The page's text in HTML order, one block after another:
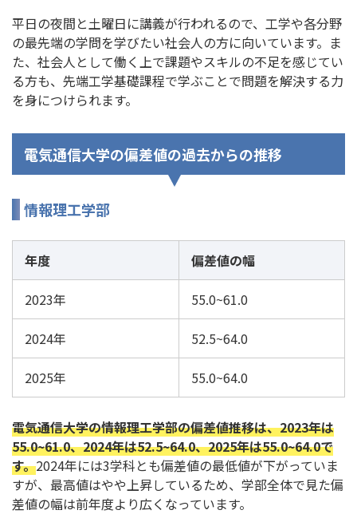
平日の夜間と土曜日に講義が行われるので、工学や各分野
の最先端の学問を学びたい社会人の方に向いています。ま
た、社会人として働く上で課題やスキルの不足を感じてい
る方も、先端工学基礎課程で学ぶことで問題を解決する力
を身につけられます。
電気通信大学の偏差値の過去からの推移
情報理工学部
年度 偏差値の幅
2023年 55.0~61.0
2024年 52.5~64.0
2025年 55.0~64.0
電気通信大学の情報理工学部の偏差値推移は、2023年は
55.0~61.0、2024年は52.5~64.0、2025年は55.0~64.0で
す。2024年には3学科とも偏差値の最低値が下がっていま
すが、最高値はやや上昇しているため、学部全体で見た偏
差値の幅は前年度より広くなっています。